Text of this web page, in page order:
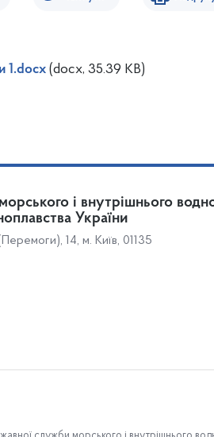
1.docx (docx, 35.39 KB)
і внутрішнього
України
14, м. Київ, 01135